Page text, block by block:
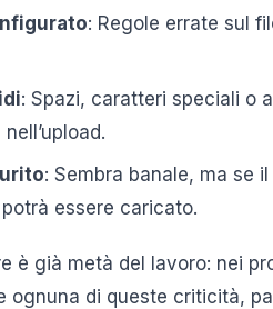
: Regole errate sul
: Spazi, caratteri speciali o
: Sembra banale, ma se
essere caricato.
è già metà del lavoro: nei
ognuna di queste criticità,